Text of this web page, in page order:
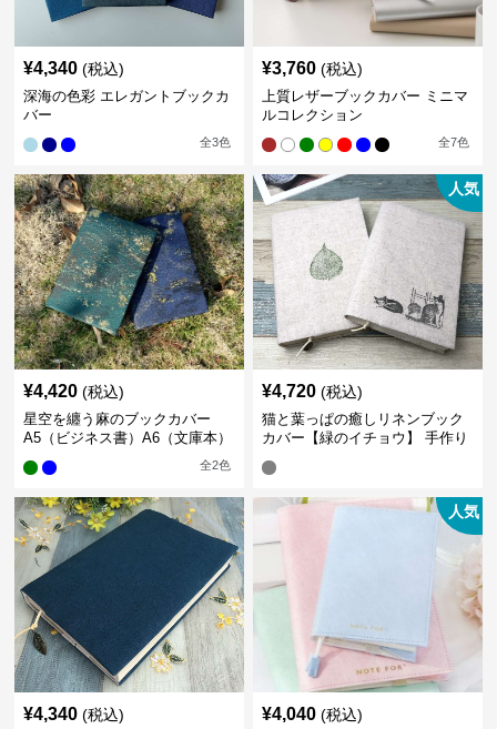
¥4,340 (税込)
深海の色彩 エレガントブックカ
バー
全3色
¥3,760 (税込)
上質レザーブックカバー ミニマ
ルコレクション
全7色
¥4,420 (税込)
星空を纏う麻のブックカバー
A5（ビジネス書）A6（文庫本）
全2色
人気
¥4,720 (税込)
猫と葉っぱの癒しリネンブック
カバー【緑のイチョウ】 手作り
¥4,340 (税込)
人気
¥4,040 (税込)